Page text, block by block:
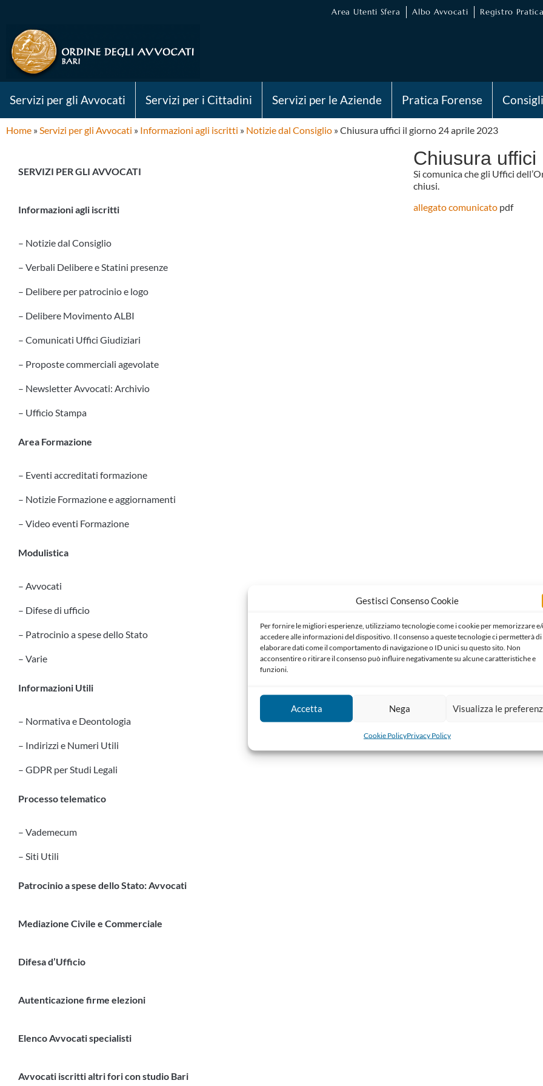
Gestisci Consenso Cookie
Per fornire le migliori esperienze, utilizziamo tecnologie come i cookie per memorizzare
accedere alle informazioni del dispositivo. Il consenso a queste tecnologie ci permetterà di
elaborare dati come il comportamento di navigazione o ID unici su questo sito. Non
acconsentire o ritirare il consenso può influire negativamente su alcune caratteristiche e
funzioni.
Accetta Nega Visualizza le
Cookie PolicyPrivacy Policy
Area Utenti Sfera Albo Avvocati Registro
Servizi per gli Avvocati Servizi per i Cittadini Servizi per le Aziende Pratica Forense
Home »Servizi per gli Avvocati » Informazioni agli iscritti » Notizie dal Consiglio »Chiusura uffici il giorno 24 aprile 2023
SERVIZI PER GLI AVVOCATI
Informazioni agli iscritti
– Notizie dal Consiglio
– Verbali Delibere e Statini presenze
– Delibere per patrocinio e logo
– Delibere Movimento ALBI
– Comunicati Uffici Giudiziari
– Proposte commerciali agevolate
– Newsletter Avvocati: Archivio
– Ufficio Stampa
Area Formazione
– Eventi accreditati formazione
– Notizie Formazione e aggiornamenti
– Video eventi Formazione
Modulistica
– Avvocati
– Difese di ufficio
– Patrocinio a spese dello Stato
– Varie
Informazioni Utili
– Normativa e Deontologia
– Indirizzi e Numeri Utili
– GDPR per Studi Legali
Processo telematico
– Vademecum
– Siti Utili
Patrocinio a spese dello Stato: Avvocati
Mediazione Civile e Commerciale
Difesa d’Ufficio
Autenticazione firme elezioni
Elenco Avvocati specialisti
Avvocati iscritti altri fori con studio Bari
Chiusura
Si comunica che gli Uffici
chiusi.
allegato comunicato pdf